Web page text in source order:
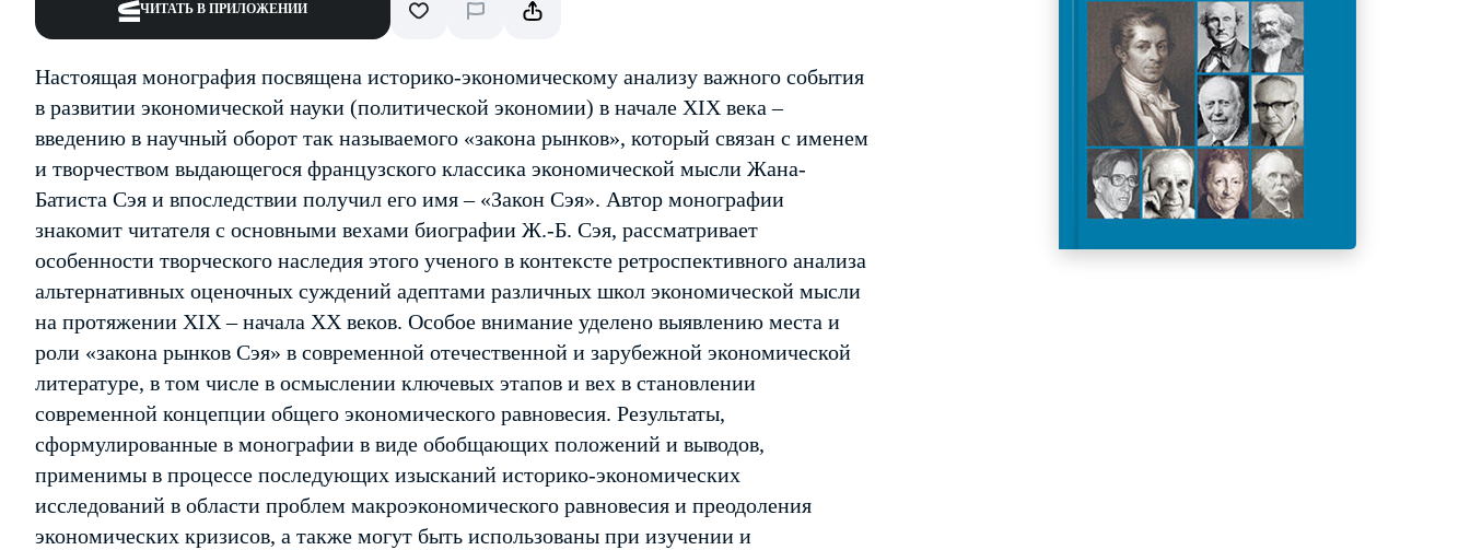
ЧИТАТЬ В ПРИЛОЖЕНИИ
Настоящая монография посвящена историко-экономическому анализу важного события
в развитии экономической науки (политической экономии) в начале XIX века –
введению в научный оборот так называемого «закона рынков», который связан с именем
и творчеством выдающегося французского классика экономической мысли Жана-
Батиста Сэя и впоследствии получил его имя – «Закон Сэя». Автор монографии
знакомит читателя с основными вехами биографии Ж.-Б. Сэя, рассматривает
особенности творческого наследия этого ученого в контексте ретроспективного анализа
альтернативных оценочных суждений адептами различных школ экономической мысли
на протяжении XIX – начала XX веков. Особое внимание уделено выявлению места и
роли «закона рынков Сэя» в современной отечественной и зарубежной экономической
литературе, в том числе в осмыслении ключевых этапов и вех в становлении
современной концепции общего экономического равновесия. Результаты,
сформулированные в монографии в виде обобщающих положений и выводов,
применимы в процессе последующих изысканий историко-экономических
исследований в области проблем макроэкономического равновесия и преодоления
экономических кризисов, а также могут быть использованы при изучении и